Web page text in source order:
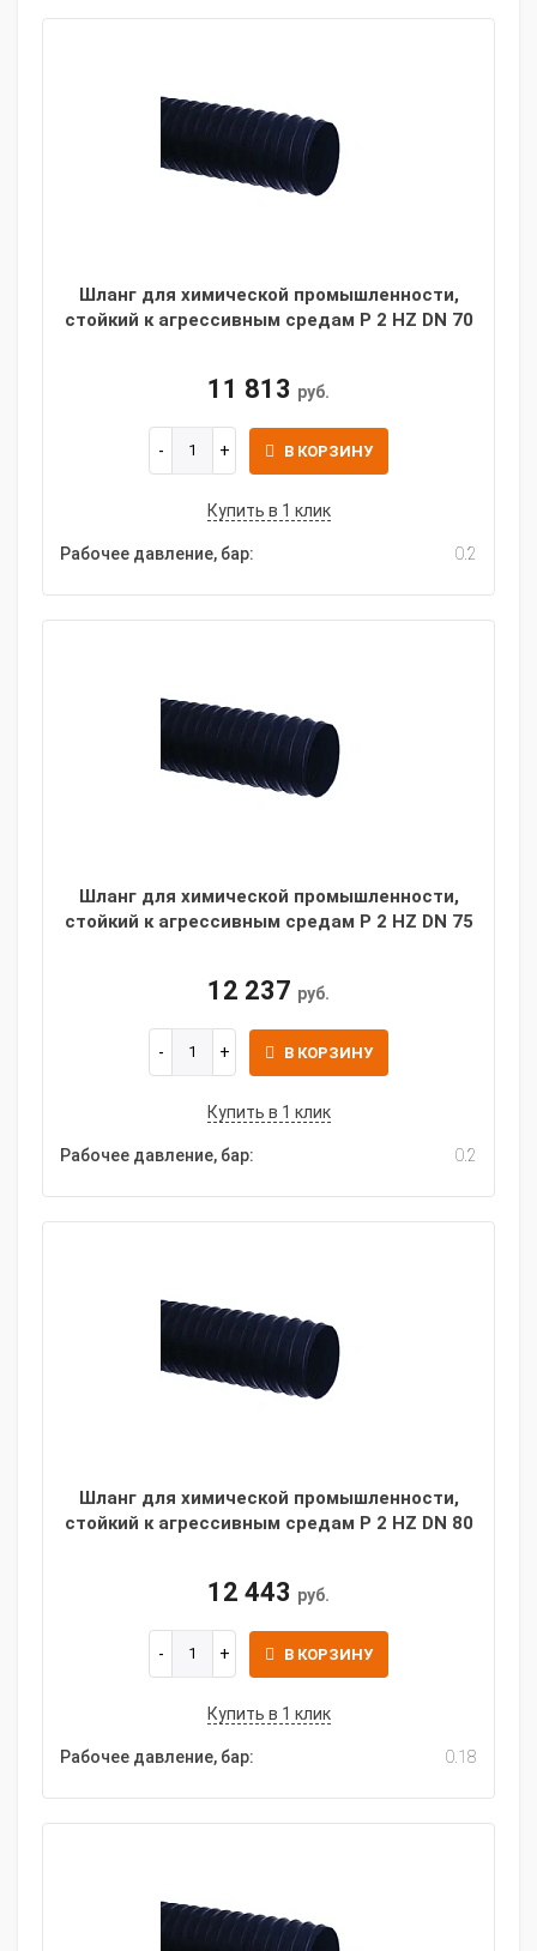
Шланг для химической промышленности,
стойкий к агрессивным средам P 2 HZ DN 70
11 813 руб.
В КОРЗИНУ
Купить в 1 клик
Рабочее давление, бар: 0.2
Шланг для химической промышленности,
стойкий к агрессивным средам P 2 HZ DN 75
12 237 руб.
В КОРЗИНУ
Купить в 1 клик
Рабочее давление, бар: 0.2
Шланг для химической промышленности,
стойкий к агрессивным средам P 2 HZ DN 80
12 443 руб.
В КОРЗИНУ
Купить в 1 клик
Рабочее давление, бар: 0.18